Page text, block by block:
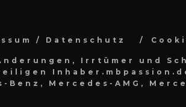
/ Datenschutz
Irrtümer und
Mercedes-AMG,